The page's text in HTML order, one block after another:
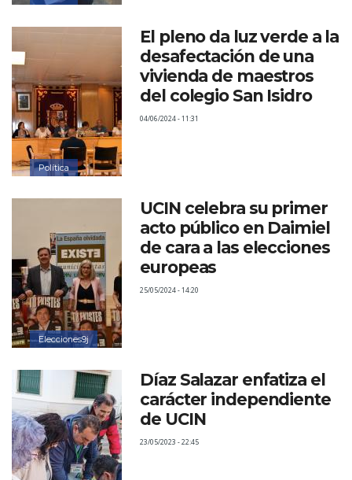
Política
El pleno da luz verde a la
desafectación de una
vivienda de maestros
del colegio San Isidro
04/06/2024 - 11:31
Elecciones9j
UCIN celebra su primer
acto público en Daimiel
de cara a las elecciones
europeas
25/05/2024 - 14:20
Díaz Salazar enfatiza el
carácter independiente
de UCIN
23/05/2023 - 22:45